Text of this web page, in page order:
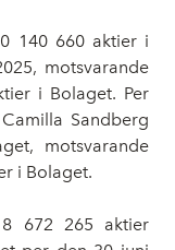
140 660 aktier i
motsvarande
i Bolaget. Per
Sandberg
motsvarande
i Bolaget.
672 265 aktier